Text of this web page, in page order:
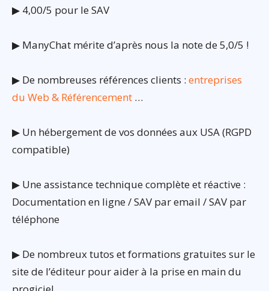
▶ 4,00/5 pour le SAV
▶ ManyChat mérite d’après nous la note de 5,0/5 !
▶ De nombreuses références clients : entreprises
du Web & Référencement …
▶ Un hébergement de vos données aux USA (RGPD
compatible)
▶ Une assistance technique complète et réactive :
Documentation en ligne / SAV par email / SAV par
téléphone
▶ De nombreux tutos et formations gratuites sur le
site de l’éditeur pour aider à la prise en main du